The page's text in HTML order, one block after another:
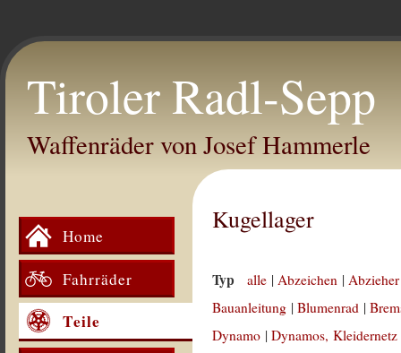
Tiroler Radl-Sepp
Waffenräder von Josef Hammerle
Home
Fahrräder
Teile
Kugellager
Typ alle |Abzeichen |
Bauanleitung |Blumenrad |
Dynamo |Dynamos, Kleidernetz